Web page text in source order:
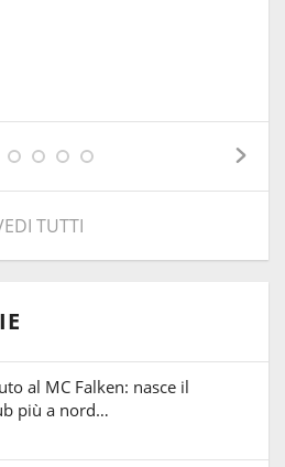
TUTTI
al MC Falken: nasce il
più a nord…